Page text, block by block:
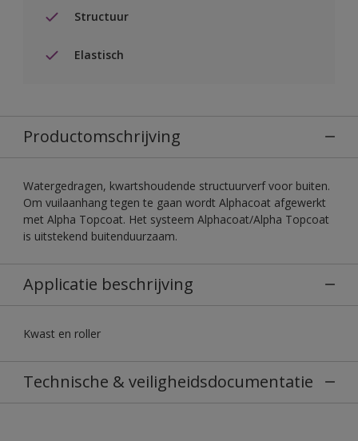
Structuur
Elastisch
Productomschrijving
Watergedragen, kwartshoudende structuurverf voor buiten.
Om vuilaanhang tegen te gaan wordt Alphacoat afgewerkt
met Alpha Topcoat. Het systeem Alphacoat/Alpha Topcoat
is uitstekend buitenduurzaam.
Applicatie beschrijving
Kwast en roller
Technische & veiligheidsdocumentatie